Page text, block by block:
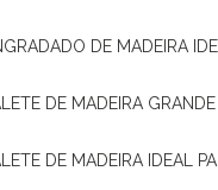
DE MADEIRA
DE MADEIRA
DE MADEIRA IDEAL